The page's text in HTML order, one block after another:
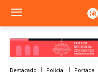
Destacado Policial Portada